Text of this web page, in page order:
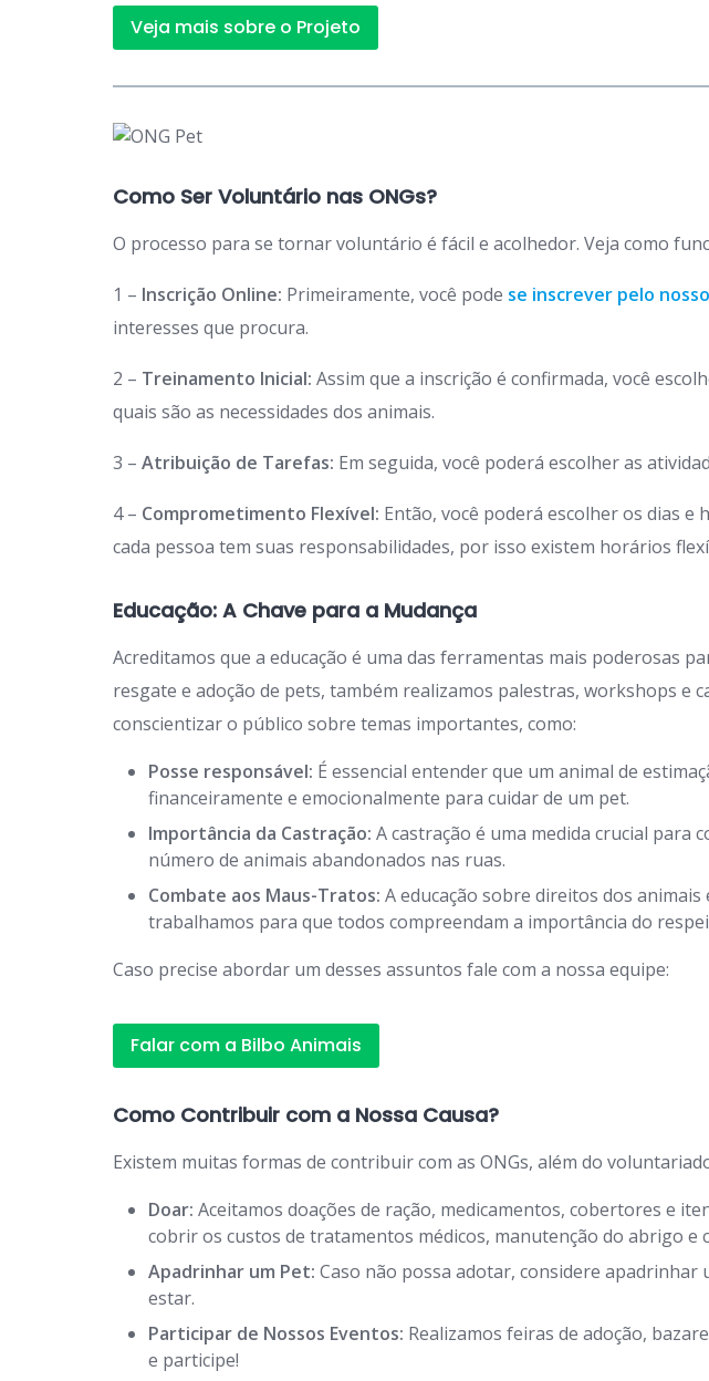
Veja mais sobre o Projeto
Como Ser Voluntário nas ONGs?
O processo para se tornar voluntário é fácil e acolhedor. Veja como
1 – Inscrição Online: Primeiramente, você pode se inscrever pelo
interesses que procura.
2 – Treinamento Inicial: Assim que a inscrição é confirmada, você
quais são as necessidades dos animais.
3 – Atribuição de Tarefas: Em seguida, você poderá escolher as
4 – Comprometimento Flexível: Então, você poderá escolher os dias e
cada pessoa tem suas responsabilidades, por isso existem horários
Educação: A Chave para a Mudança
Acreditamos que a educação é uma das ferramentas mais poderosas
resgate e adoção de pets, também realizamos palestras, workshops e
conscientizar o público sobre temas importantes, como:
Posse responsável: É essencial entender que um animal de
financeiramente e emocionalmente para cuidar de um pet.
Importância da Castração: A castração é uma medida crucial para
número de animais abandonados nas ruas.
Combate aos Maus-Tratos: A educação sobre direitos dos
trabalhamos para que todos compreendam a importância do
Caso precise abordar um desses assuntos fale com a nossa equipe:
Falar com a Bilbo Animais
Como Contribuir com a Nossa Causa?
Existem muitas formas de contribuir com as ONGs, além do
Doar: Aceitamos doações de ração, medicamentos, cobertores e
cobrir os custos de tratamentos médicos, manutenção do abrigo e
Apadrinhar um Pet: Caso não possa adotar, considere apadrinhar
estar.
Participar de Nossos Eventos: Realizamos feiras de adoção,
e participe!